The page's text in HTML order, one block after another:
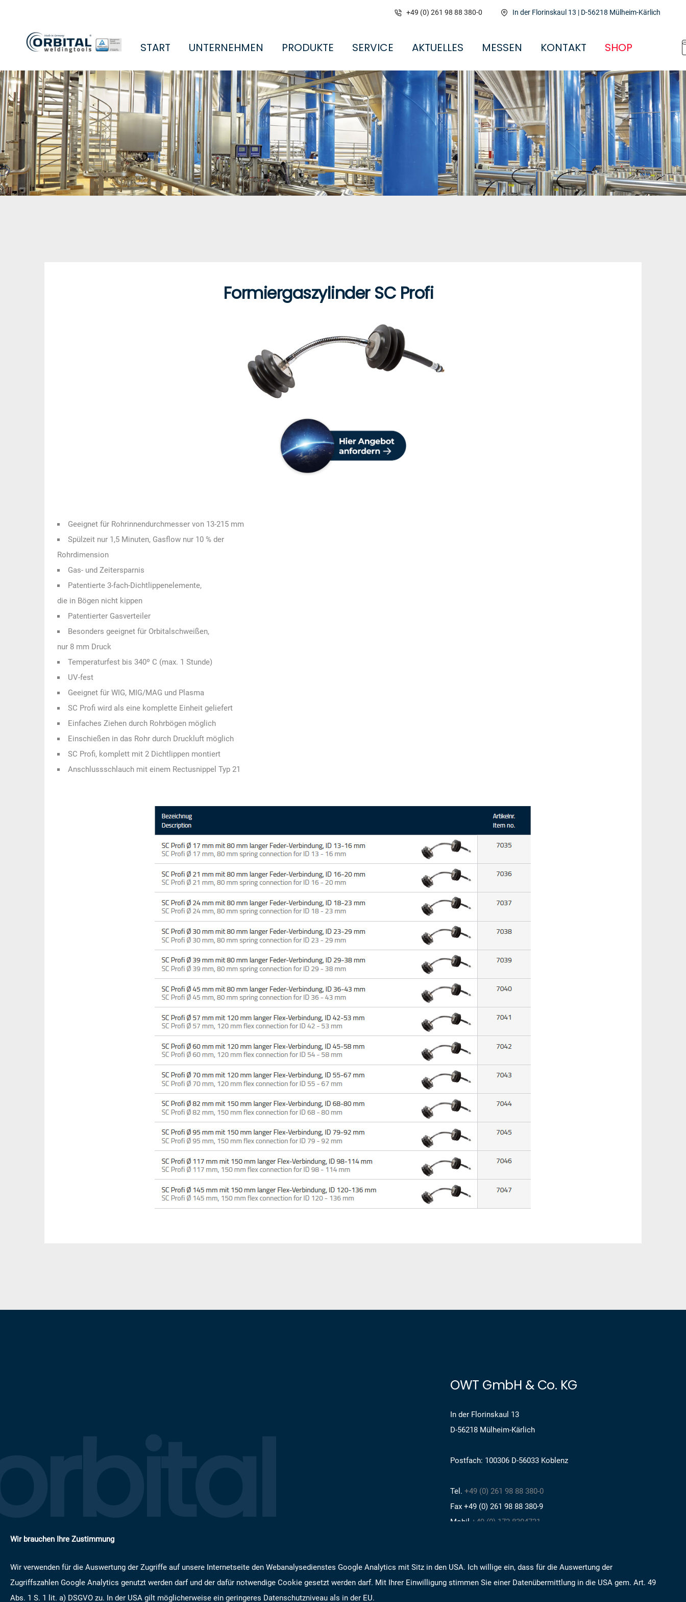
+49 (0) 261 98 88 380-0 In der Florinskaul 13 | D-56218 Mülheim-Kärlich
START UNTERNEHMEN PRODUKTE SERVICE AKTUELLES MESSEN KONTAKT SHOP
Formiergaszylinder SC Profi
Geeignet für Rohrinnendurchmesser von 13-215 mm
Spülzeit nur 1,5 Minuten, Gasflow nur 10 % der
Rohrdimension
Gas- und Zeitersparnis
Patentierte 3-fach-Dichtlippenelemente,
die in Bögen nicht kippen
Patentierter Gasverteiler
Besonders geeignet für Orbitalschweißen,
nur 8 mm Druck
Temperaturfest bis 340º C (max. 1 Stunde)
UV-fest
Geeignet für WIG, MIG/MAG und Plasma
SC Profi wird als eine komplette Einheit geliefert
Einfaches Ziehen durch Rohrbögen möglich
Einschießen in das Rohr durch Druckluft möglich
SC Profi, komplett mit 2 Dichtlippen montiert
Anschlussschlauch mit einem Rectusnippel Typ 21
OWT GmbH & Co. KG
In der Florinskaul 13
D-56218 Mülheim-Kärlich
Postfach: 100306 D-56033 Koblenz
Tel. +49 (0) 261 98 88 380-0
Fax +49 (0) 261 98 88 380-9
Mobil +49 (0) 172 8304731
www.owt-orbital.com
Wir brauchen Ihre Zustimmung
Wir verwenden für die Auswertung der Zugriffe auf unsere Internetseite den Webanalysedienstes Google Analytics mit Sitz in den USA. Ich willige ein, dass für die Auswertung der
Zugriffszahlen Google Analytics genutzt werden darf und der dafür notwendige Cookie gesetzt werden darf. Mit Ihrer Einwilligung stimmen Sie einer Datenübermittlung in die USA gem. Art. 49
Abs. 1 S. 1 lit. a) DSGVO zu. In der USA gilt möglicherweise ein geringeres Datenschutzniveau als in der EU.